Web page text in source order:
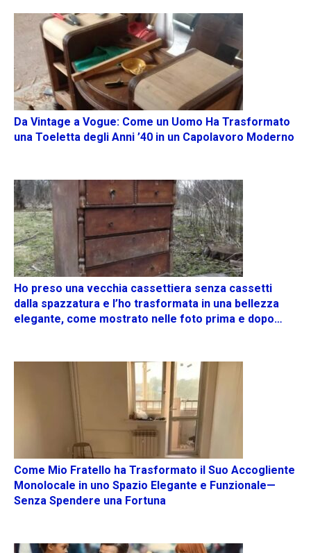
Da Vintage a Vogue: Come un Uomo Ha Trasformato
una Toeletta degli Anni ’40 in un Capolavoro Moderno
Ho preso una vecchia cassettiera senza cassetti
dalla spazzatura e l’ho trasformata in una bellezza
elegante, come mostrato nelle foto prima e dopo…
Come Mio Fratello ha Trasformato il Suo Accogliente
Monolocale in uno Spazio Elegante e Funzionale—
Senza Spendere una Fortuna